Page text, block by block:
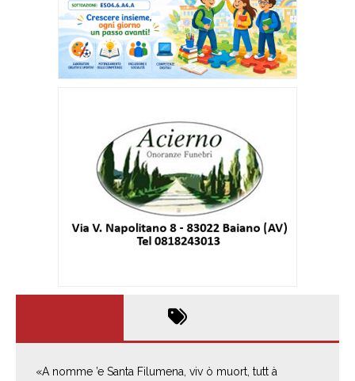
«A nomme ’e Santa Filumena, viv ò muort, tutt à